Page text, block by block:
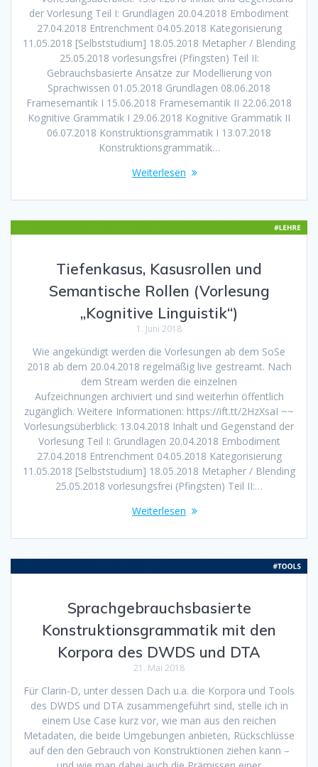
der Vorlesung Teil I: Grundlagen 20.04.2018 Embodiment
27.04.2018 Entrenchment 04.05.2018 Kategorisierung
11.05.2018 [Selbststudium] 18.05.2018 Metapher / Blending
25.05.2018 vorlesungsfrei (Pfingsten) Teil II:
Gebrauchsbasierte Ansätze zur Modellierung von
Sprachwissen 01.05.2018 Grundlagen 08.06.2018
Framesemantik I 15.06.2018 Framesemantik II 22.06.2018
Kognitive Grammatik I 29.06.2018 Kognitive Grammatik II
06.07.2018 Konstruktionsgrammatik I 13.07.2018
Konstruktionsgrammatik…
Weiterlesen
Tiefenkasus, Kasusrollen und
Semantische Rollen (Vorlesung
„Kognitive Linguistik“)
1. Juni 2018
Wie angekündigt werden die Vorlesungen ab dem SoSe
2018 ab dem 20.04.2018 regelmäßig live gestreamt. Nach
dem Stream werden die einzelnen
Aufzeichnungen archiviert und sind weiterhin öffentlich
zugänglich. Weitere Informationen: https://ift.tt/2HzXsaI ~~
Vorlesungsüberblick: 13.04.2018 Inhalt und Gegenstand der
Vorlesung Teil I: Grundlagen 20.04.2018 Embodiment
27.04.2018 Entrenchment 04.05.2018 Kategorisierung
11.05.2018 [Selbststudium] 18.05.2018 Metapher / Blending
25.05.2018 vorlesungsfrei (Pfingsten) Teil II:…
Weiterlesen
Sprachgebrauchsbasierte
Konstruktionsgrammatik mit den
Korpora des DWDS und DTA
21. Mai 2018
Für Clarin-D, unter dessen Dach u.a. die Korpora und Tools
des DWDS und DTA zusammengeführt sind, stelle ich in
einem Use Case kurz vor, wie man aus den reichen
Metadaten, die beide Umgebungen anbieten, Rückschlüsse
auf den den Gebrauch von Konstruktionen ziehen kann –